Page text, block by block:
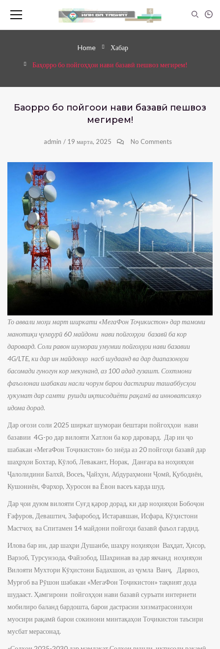
Home Хабар
Баҳорро бо пойгоҳҳои нави базавӣ пешвоз мегирем!
Баҳорро бо пойгоҳҳои нави базавӣ пешвоз
мегирем!
admin / 19 марта, 2025 No Comments
То аввали моҳи март ширкати «МегаФон Тоҷикистон» дар тамоми
манотиқи ҷумҳурӣ 60 майдони нави пойгоҳҳои базавӣ ба кор
даровард. Соли равон шумораи умумии пойгоҳҳои нави базавии
4G/LTE, ки дар ин майдонҳо насб шудаанд ва дар диапазонҳои
басомади гуногун кор мекунанд, аз 100 адад гузашт. Сохтмони
фаъолонаи шабакаи насли чорум барои дастгирии ташаббусҳои
ҳукумат дар самти рушди иқтисодиёти рақамӣ ва инноватсияҳо
идома дорад.
Дар оғози соли 2025 ширкат шумораи бештари пойгоҳҳои нави
базавии 4G-ро дар вилояти Хатлон ба кор даровард. Дар ин ҷо
шабакаи «МегаФон Тоҷикистон» бо зиёда аз 20 пойгоҳи базавӣ дар
шаҳрҳои Бохтар, Кӯлоб, Левакант, Норак, Данғара ва ноҳияҳои
Ҷалолидини Балхӣ, Восеъ, Ҷайҳун, Абдураҳмони Ҷомӣ, Қубодиён,
Кушониён, Фархор, Хуросон ва Ёвон васеъ карда шуд.
Дар ҷои дуюм вилояти Суғд қарор дорад, ки дар ноҳияҳои Бобоҷон
Ғафуров, Деваштич, Зафаробод, Истаравшан, Исфара, Кӯҳистони
Мастчоҳ ва Спитамен 14 майдони пойгоҳи базавӣ фаъол гардид.
Илова бар ин, дар шаҳри Душанбе, шаҳру ноҳияҳои Ваҳдат, Ҳисор,
Варзоб, Турсунзода, Файзобод, Шаҳринав ва дар якчанд ноҳияҳои
Вилояти Мухтори Кӯҳистони Бадахшон, аз ҷумла Ванҷ, Дарвоз,
Мурғоб ва Рӯшон шабакаи «МегаФон Тоҷикистон» тақвият дода
шудааст. Ҳамгироии пойгоҳҳои нави базавӣ суръати интернети
мобилиро баланд бардошта, барои дастрасии хизматрасониҳои
муосири рақамӣ барои сокинони минтақаҳои Тоҷикистон таъсири
мусбат мерасонад.